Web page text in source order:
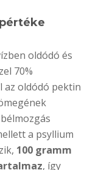
oldódó és
70%
az oldódó pektin
a psyllium
100 gramm
, így